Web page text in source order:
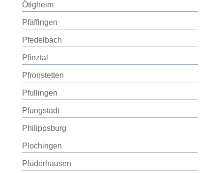
Ötigheim
Pfäffingen
Pfedelbach
Pfinztal
Pfronstetten
Pfullingen
Pfungstadt
Philippsburg
Plochingen
Plüderhausen